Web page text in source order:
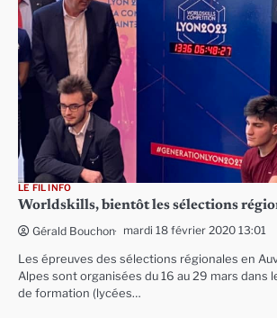
LE FIL INFO
Worldskills, bientôt les sélections
Gérald Bouchon mardi 18 février 2020 13:01
Les épreuves des sélections régionales en
Alpes sont organisées du 16 au 29 mars dans
de formation (lycées…